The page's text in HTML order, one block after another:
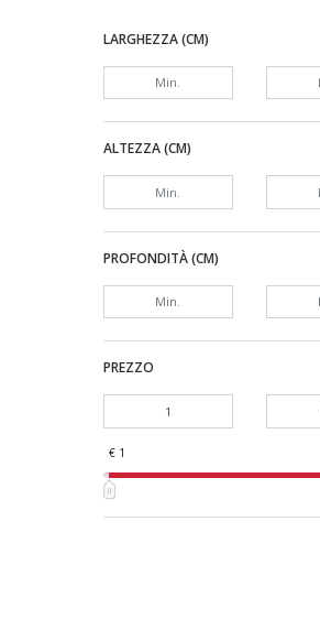
LARGHEZZA (CM)
ALTEZZA (CM)
PROFONDITÀ (CM)
PREZZO
€ 1